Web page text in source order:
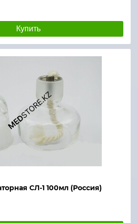
Купить
СЛ-1 100мл (Россия)